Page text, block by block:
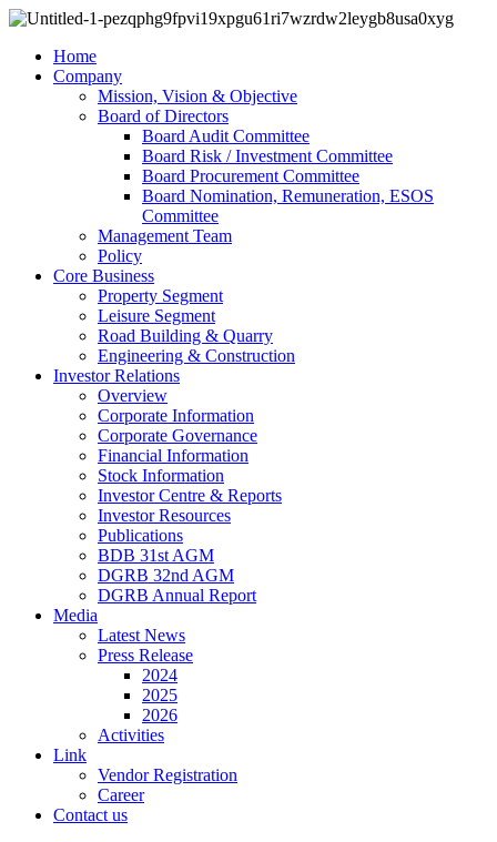
Home
Company
Mission, Vision & Objective
Board of Directors
Board Audit Committee
Board Risk / Investment Committee
Board Procurement Committee
Board Nomination, Remuneration, ESOS
Committee
Management Team
Policy
Core Business
Property Segment
Leisure Segment
Road Building & Quarry
Engineering & Construction
Investor Relations
Overview
Corporate Information
Corporate Governance
Financial Information
Stock Information
Investor Centre & Reports
Investor Resources
Publications
BDB 31st AGM
DGRB 32nd AGM
DGRB Annual Report
Media
Latest News
Press Release
2024
2025
2026
Activities
Link
Vendor Registration
Career
Contact us